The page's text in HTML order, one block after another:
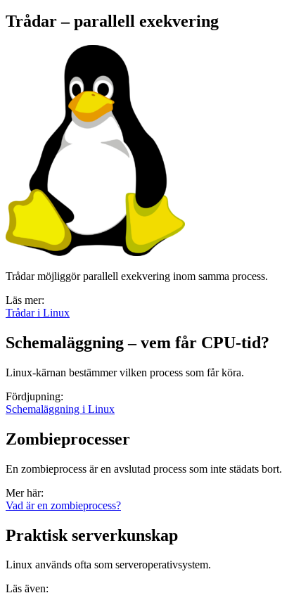
Trådar – parallell exekvering
Trådar möjliggör parallell exekvering inom samma process.
Läs mer:
Trådar i Linux
Schemaläggning – vem får CPU-tid?
Linux-kärnan bestämmer vilken process som får köra.
Fördjupning:
Schemaläggning i Linux
Zombieprocesser
En zombieprocess är en avslutad process som inte städats bort.
Mer här:
Vad är en zombieprocess?
Praktisk serverkunskap
Linux används ofta som serveroperativsystem.
Läs även: